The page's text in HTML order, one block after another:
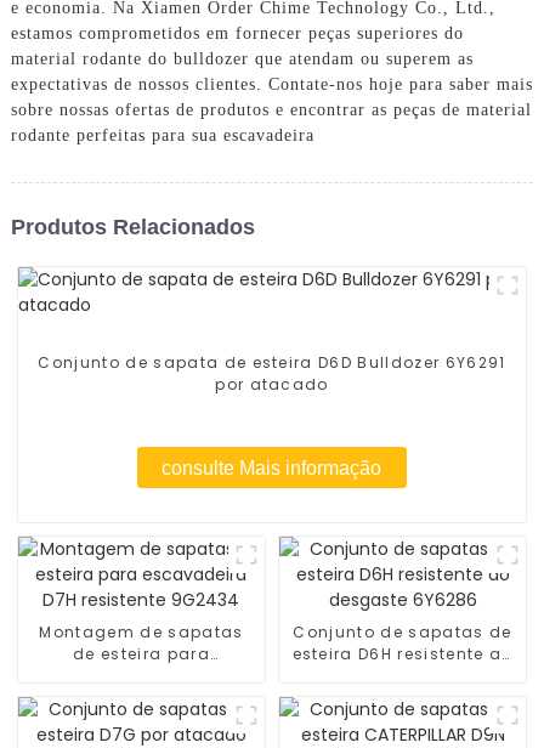
e economia. Na Xiamen Order Chime Technology Co., Ltd.,
estamos comprometidos em fornecer peças superiores do
material rodante do bulldozer que atendam ou superem as
expectativas de nossos clientes. Contate-nos hoje para saber mais
sobre nossas ofertas de produtos e encontrar as peças de material
rodante perfeitas para sua escavadeira
Produtos Relacionados
Conjunto de sapata de esteira D6D Bulldozer 6Y6291
por atacado
consulte Mais informação
Montagem de sapatas
de esteira para
resistente 9G2434
Conjunto de sapatas de
esteira D6H resistente ao